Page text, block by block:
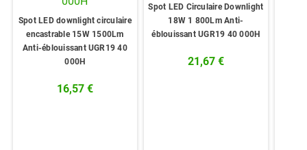
Spot LED downlight circulaire
encastrable 15W 1500Lm
Anti-éblouissant UGR19 40
000H
16,57 €
Spot LED Circulaire Downlight
18W 1 800Lm Anti-
éblouissant UGR19 40 000H
21,67 €